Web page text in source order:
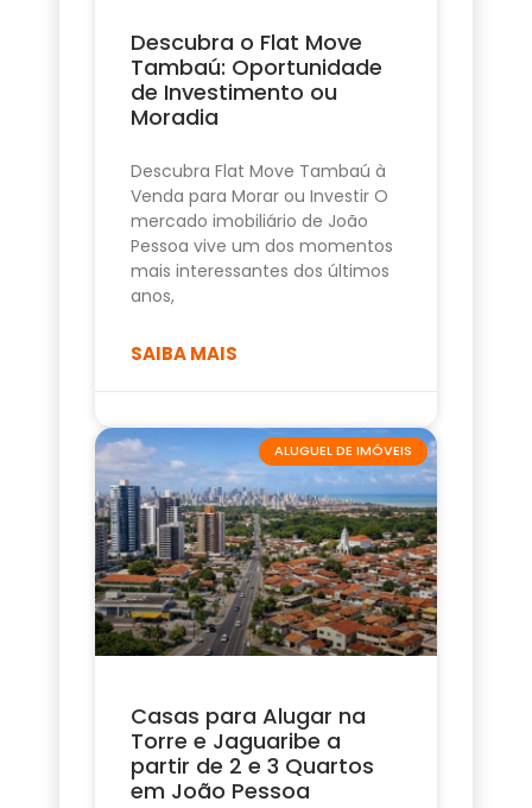
Descubra o Flat Move
Tambaú: Oportunidade
de Investimento ou
Moradia
Descubra Flat Move Tambaú à
Venda para Morar ou Investir O
mercado imobiliário de João
Pessoa vive um dos momentos
mais interessantes dos últimos
anos,
SAIBA MAIS
ALUGUEL DE IMÓVEIS
Casas para Alugar na
Torre e Jaguaribe a
partir de 2 e 3 Quartos
em João Pessoa